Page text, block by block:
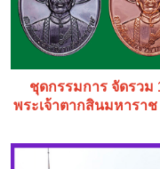
ชุดกรรมการ จัดรวม
พระเจ้าตากสินมหารา